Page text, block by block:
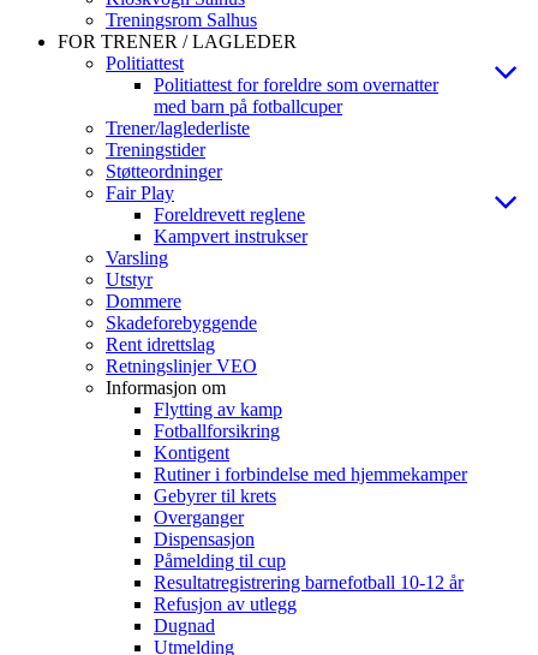
Treningsrom Salhus
FOR TRENER / LAGLEDER
Politiattest
Politiattest for foreldre som overnatter
med barn på fotballcuper
Trener/laglederliste
Treningstider
Støtteordninger
Fair Play
Foreldrevett reglene
Kampvert instrukser
Varsling
Utstyr
Dommere
Skadeforebyggende
Rent idrettslag
Retningslinjer VEO
Informasjon om
Flytting av kamp
Fotballforsikring
Kontigent
Rutiner i forbindelse med hjemmekamper
Gebyrer til krets
Overganger
Dispensasjon
Påmelding til cup
Resultatregistrering barnefotball 10-12 år
Refusjon av utlegg
Dugnad
Utmelding